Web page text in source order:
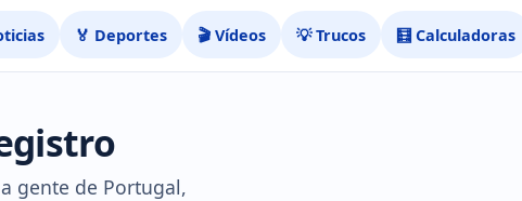
🏅 Deportes 🎬 Vídeos 💡 Trucos 🧮 Calculadoras
gente de Portugal,